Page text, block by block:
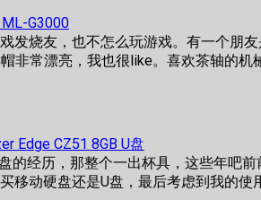
G3000
烧友，也不怎么玩游戏。有一个朋友
非常漂亮，我也很like。喜欢茶轴的机
Edge CZ51 8GB U盘
经历，那整个一出杯具，这些年吧前
移动硬盘还是U盘，最后考虑到我的